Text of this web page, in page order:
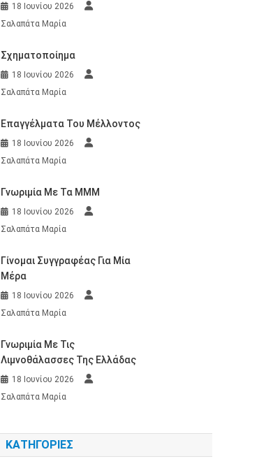
18 Ιουνίου 2026
Σαλαπάτα Μαρία
Σχηματοποίημα
18 Ιουνίου 2026
Σαλαπάτα Μαρία
Επαγγέλματα Του Μέλλοντος
18 Ιουνίου 2026
Σαλαπάτα Μαρία
Γνωριμία Με Τα ΜΜΜ
18 Ιουνίου 2026
Σαλαπάτα Μαρία
Γίνομαι Συγγραφέας Για Μία
Μέρα
18 Ιουνίου 2026
Σαλαπάτα Μαρία
Γνωριμία Με Τις
Λιμνοθάλασσες Της Ελλάδας
18 Ιουνίου 2026
Σαλαπάτα Μαρία
KΑΤΗΓΟΡΊΕΣ